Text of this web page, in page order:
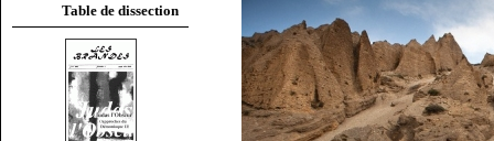
Table de dissection